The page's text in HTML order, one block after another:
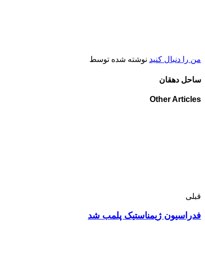
من را دنبال کنید نوشته شده توسط
ساحل دهقان
Other Articles
قبلی
فدراسیون ژیمناستیک پلمب شد